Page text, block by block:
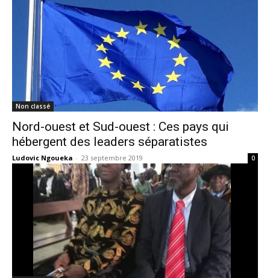
Non classé
Nord-ouest et Sud-ouest : Ces pays qui
hébergent des leaders séparatistes
Ludovic Ngoueka - 23 septembre 2019 0